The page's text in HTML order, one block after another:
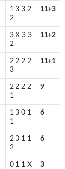
1 3 3 2
2
11+3
3 X 3 3
2
11+2
2 2 2 2
3
11+1
2 2 2 2
1
9
1 3 0 1
1
6
2 0 1 1
2
6
0 1 1 X
3